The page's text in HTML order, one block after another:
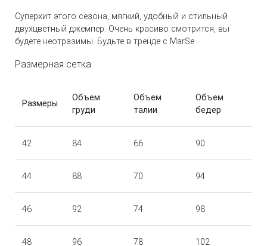
Суперхит этого сезона, мягкий, удобный и стильный
двухцветный джемпер. Очень красиво смотрится, вы
будете неотразимы. Будьте в тренде с MarSe .
Размерная сетка:
Размеры
Объем
груди
Объем
талии
Объем
бедер
42 84 66 90
44 88 70 94
46 92 74 98
48 96 78 102